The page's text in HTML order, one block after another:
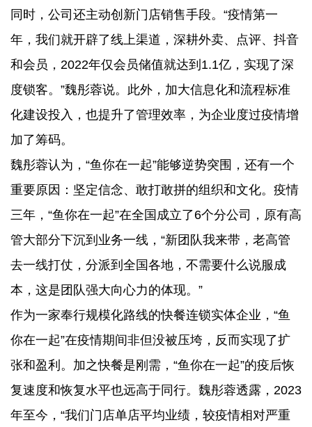
同时，公司还主动创新门店销售手段。“疫情第一
年，我们就开辟了线上渠道，深耕外卖、点评、抖音
和会员，2022年仅会员储值就达到1.1亿，实现了深
度锁客。”魏彤蓉说。此外，加大信息化和流程标准
化建设投入，也提升了管理效率，为企业度过疫情增
加了筹码。
魏彤蓉认为，“鱼你在一起”能够逆势突围，还有一个
重要原因：坚定信念、敢打敢拼的组织和文化。疫情
三年，“鱼你在一起”在全国成立了6个分公司，原有高
管大部分下沉到业务一线，“新团队我来带，老高管
去一线打仗，分派到全国各地，不需要什么说服成
本，这是团队强大向心力的体现。”
作为一家奉行规模化路线的快餐连锁实体企业，“鱼
你在一起”在疫情期间非但没被压垮，反而实现了扩
张和盈利。加之快餐是刚需，“鱼你在一起”的疫后恢
复速度和恢复水平也远高于同行。魏彤蓉透露，2023
年至今，“我们门店单店平均业绩，较疫情相对严重